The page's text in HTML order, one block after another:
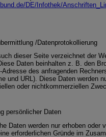
DE/Infothek/
/Datenprotokollierung
dieser Seite verzeichnet der
Daten beinhalten z. B. den
Adresse des anfragenden
und URL). Diese Daten werden
oder nichtkommerziellen
persönlicher Daten
Daten werden nur erhoben
erforderlichen Gründe im